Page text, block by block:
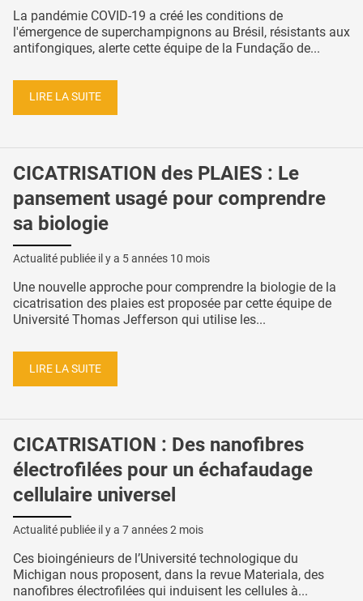
La pandémie COVID-19 a créé les conditions de
l'émergence de superchampignons au Brésil, résistants aux
antifongiques, alerte cette équipe de la Fundação de...
LIRE LA SUITE
CICATRISATION des PLAIES : Le
pansement usagé pour comprendre
sa biologie
Actualité publiée il y a 5 années 10 mois
Une nouvelle approche pour comprendre la biologie de la
cicatrisation des plaies est proposée par cette équipe de
Université Thomas Jefferson qui utilise les...
LIRE LA SUITE
CICATRISATION : Des nanofibres
électrofilées pour un échafaudage
cellulaire universel
Actualité publiée il y a 7 années 2 mois
Ces bioingénieurs de l’Université technologique du
Michigan nous proposent, dans la revue Materiala, des
nanofibres électrofilées qui induisent les cellules à...